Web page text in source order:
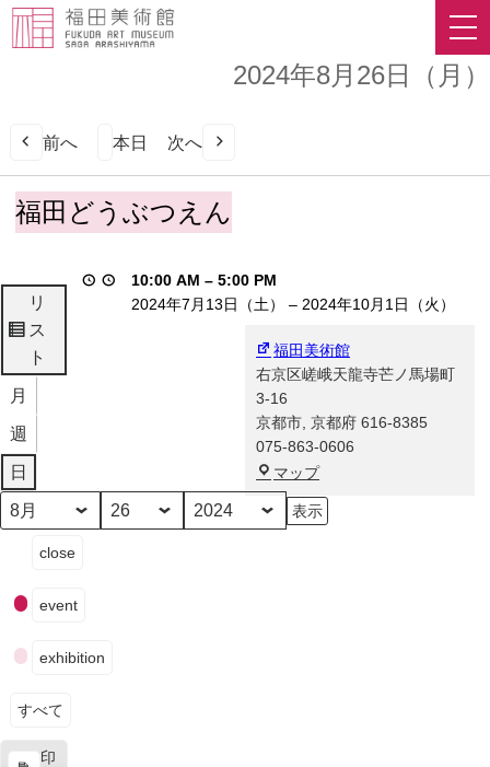
2024年8月26日（月）
前へ 本日 次へ
福
田
つ
ん
福田どうぶつえん
10:00 AM – 5:00 PM
2024年7月13日（土）
– 2024年10月1日（火）
福田美術館
右京区嵯峨天龍寺芒ノ馬場町
3-16
京都市 京都府 616-8385
075-863-0606
マップ福
田
美
リ
ス
ト
表
月
週
日
月
日
年
ト
カ
close
event
exhibition
すべて
印